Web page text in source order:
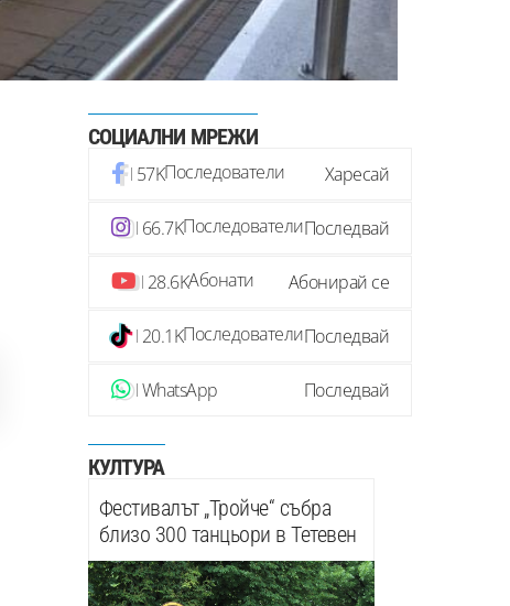
СОЦИАЛНИ МРЕЖИ
57KПоследователи Харесай
66.7KПоследователиПоследвай
28.6KАбонати Абонирай се
20.1KПоследователиПоследвай
WhatsApp Последвай
КУЛТУРА
Фестивалът „Тройче“ събра
близо 300 танцьори в Тетевен